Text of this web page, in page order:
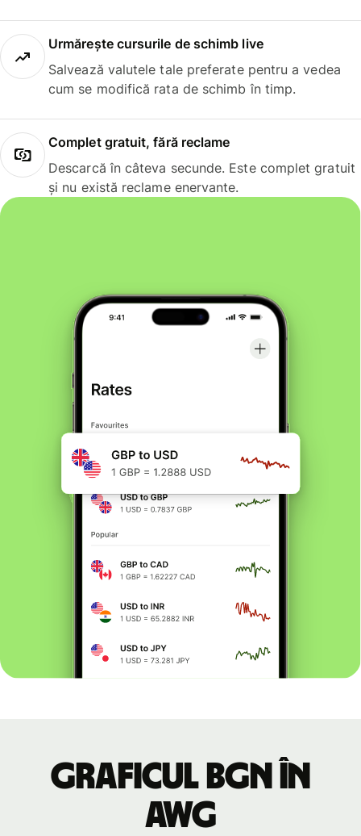
Urmărește cursurile de schimb live
Salvează valutele tale preferate pentru a vedea
cum se modifică rata de schimb în timp.
Complet gratuit, fără reclame
Descarcă în câteva secunde. Este complet gratuit
și nu există reclame enervante.
Graficul BGN în
AWG